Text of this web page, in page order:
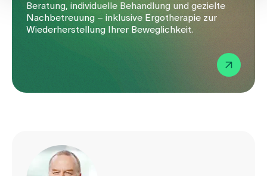
Beratung, individuelle Behandlung und gezielte
Nachbetreuung – inklusive Ergotherapie zur
Wiederherstellung Ihrer Beweglichkeit.